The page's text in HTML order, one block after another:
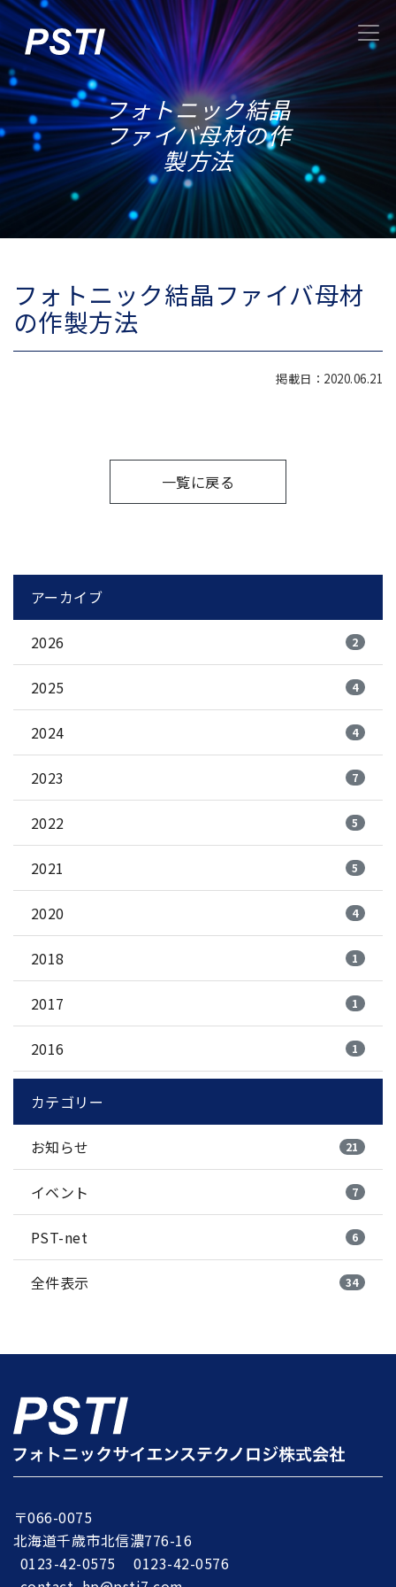
フォトニック結晶
ファイバ母材の作
製方法
フォトニック結晶ファイバ母材
の作製方法
掲載日：2020.06.21
一覧に戻る
アーカイブ
2026 2
2025 4
2024 4
2023 7
2022 5
2021 5
2020 4
2018 1
2017 1
2016 1
カテゴリー
お知らせ 21
イベント 7
PST-net 6
全件表示 34
〒066-0075
北海道千歳市北信濃776-16
0123-42-0575
0123-42-0576